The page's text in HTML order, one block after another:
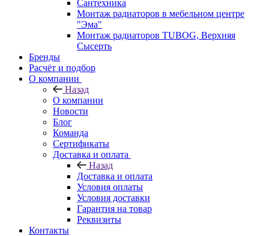
Сантехника
Монтаж радиаторов в мебельном центре
"Эма"
Монтаж радиаторов TUBOG, Верхняя
Сысерть
Бренды
Расчёт и подбор
О компании
Назад
О компании
Новости
Блог
Команда
Сертификаты
Доставка и оплата
Назад
Доставка и оплата
Условия оплаты
Условия доставки
Гарантия на товар
Реквизиты
Контакты